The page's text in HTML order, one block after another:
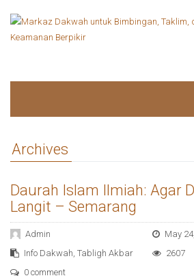
Archives
Daurah Islam Ilmiah: Agar
Langit – Semarang
Admin
May
Info Dakwah, Tabligh Akbar
2607
0 comment